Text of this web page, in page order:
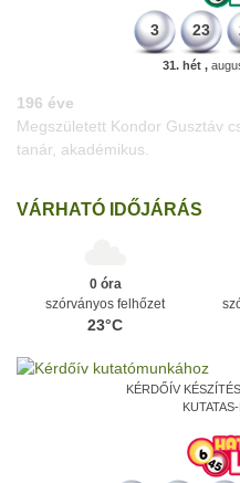
3 23
31. hét ,
196 éve
Megszületett Kondor Gusztáv
tanár, akadémikus.
VÁRHATÓ IDŐJÁRÁS
0 óra
szórványos felhőzet
23°C
KÉRDŐÍV